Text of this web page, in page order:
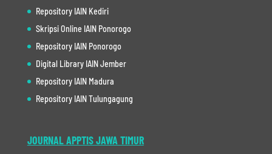
Repository IAIN Kediri
Skripsi Online IAIN Ponorogo
Repository IAIN Ponorogo
Digital Library IAIN Jember
Repository IAIN Madura
Repository IAIN Tulungagung
JOURNAL APPTIS JAWA TIMUR